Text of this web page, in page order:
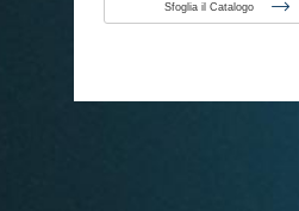
Sfoglia il Catalogo